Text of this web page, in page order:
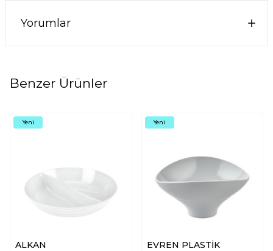
Yorumlar
Benzer Ürünler
Yeni
ALKAN
Yeni
EVREN PLASTİK